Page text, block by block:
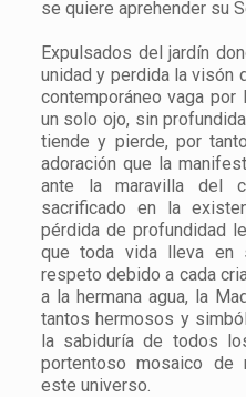
se quiere aprehender su
Expulsados del jardín
unidad y perdida la visón
contemporáneo vaga
un solo ojo, sin
tiende y pierde, por
adoración que la
ante la maravilla del
sacrificado en la
pérdida de profundidad
que toda vida lleva en
respeto debido a cada
a la hermana agua, la
tantos hermosos y
la sabiduría de todos
portentoso mosaico de
este universo.